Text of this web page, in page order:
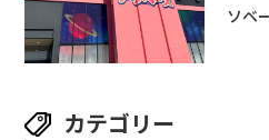
ソベ
カテゴリー